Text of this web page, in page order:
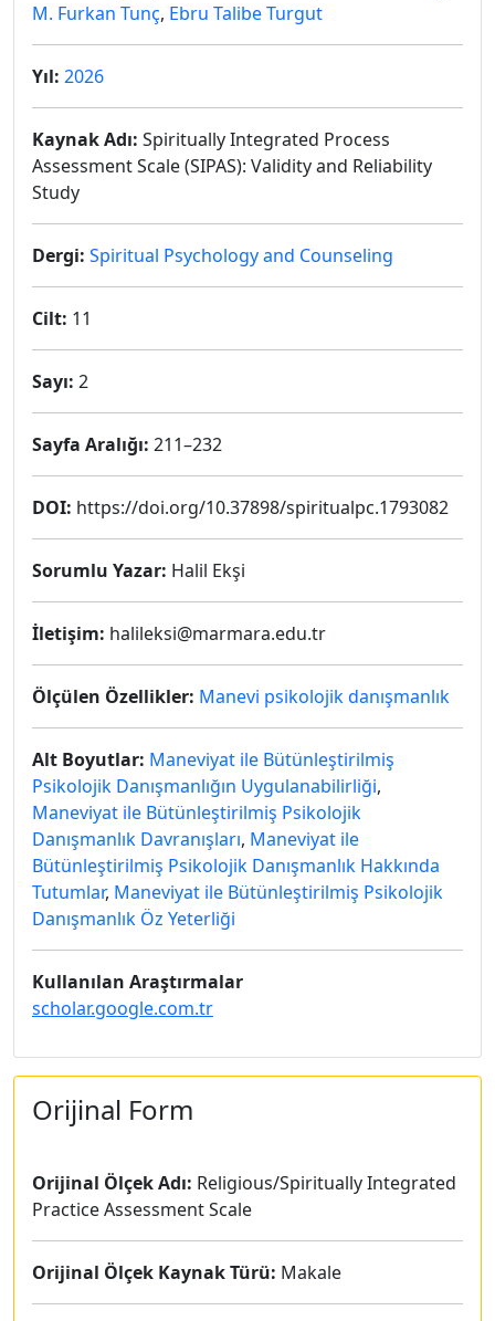
M. Furkan Tunç, Ebru Talibe Turgut
Yıl: 2026
Kaynak Adı: Spiritually Integrated Process
Assessment Scale (SIPAS): Validity and Reliability
Study
Dergi: Spiritual Psychology and Counseling
Cilt: 11
Sayı: 2
Sayfa Aralığı: 211–232
DOI: https://doi.org/10.37898/spiritualpc.1793082
Sorumlu Yazar: Halil Ekşi
İletişim: halileksi@marmara.edu.tr
Ölçülen Özellikler: Manevi psikolojik danışmanlık
Alt Boyutlar: Maneviyat ile Bütünleştirilmiş
Psikolojik Danışmanlığın Uygulanabilirliği,
Maneviyat ile Bütünleştirilmiş Psikolojik
Danışmanlık Davranışları, Maneviyat ile
Bütünleştirilmiş Psikolojik Danışmanlık Hakkında
Tutumlar, Maneviyat ile Bütünleştirilmiş Psikolojik
Danışmanlık Öz Yeterliği
Kullanılan Araştırmalar
scholar.google.com.tr
Orijinal Form
Orijinal Ölçek Adı: Religious/Spiritually Integrated
Practice Assessment Scale
Orijinal Ölçek Kaynak Türü: Makale